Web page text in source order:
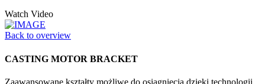
Watch Video
Back to overview
CASTING MOTOR BRACKET
Zaawansowane kształty możliwe do osiągnięcia dzięki technologii